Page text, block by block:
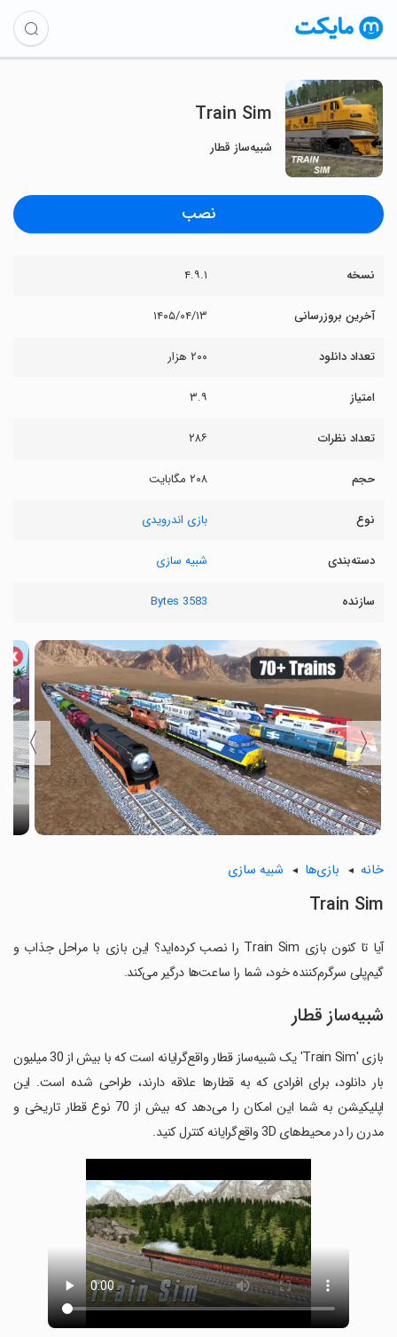
Train Sim
شبیه‌ساز قطار
نصب
نسخه ۴.۹.۱
آخرین بروزرسانی ۱۴۰۵/۰۴/۱۳
تعداد دانلود ۲۰۰ هزار
امتیاز ۳.۹
تعداد نظرات ۲۸۶
حجم ۲۰۸ مگابایت
نوع بازی اندرویدی
دسته‌بندی شبیه سازی
سازنده 3583 Bytes
〈
〉
خانه بازی‌ها شبیه سازی
Train Sim
آیا تا کنون بازی Train Sim را نصب کرده‌اید؟ این بازی با مراحل جذاب و
گیم‌پلی سرگرم‌کننده خود، شما را ساعت‌ها درگیر می‌کند.
شبیه‌ساز قطار
بازی 'Train Sim' یک شبیه‌ساز قطار واقع‌گرایانه است که با بیش از 30 میلیون
بار دانلود، برای افرادی که به قطارها علاقه دارند، طراحی شده است. این
اپلیکیشن به شما این امکان را می‌دهد که بیش از 70 نوع قطار تاریخی و
مدرن را در محیط‌های 3D واقع‌گرایانه کنترل کنید.